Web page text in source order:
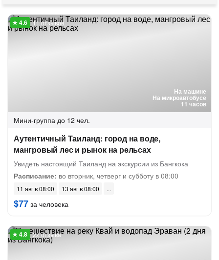
На машине
На микроавтобусе
11 часов
11 отзывов
Мини-группа до 12 чел.
Аутентичный Таиланд: город на воде,
мангровый лес и рынок на рельсах
Увидеть настоящий Таиланд на экскурсии из Бангкока
Расписание: во вторник, четверг и субботу в 08:00
11 авг в 08:00 13 авг в 08:00
$77 за человека
22 отзыва